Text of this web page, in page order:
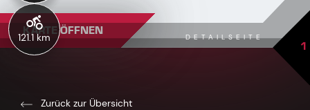
121.1 km
KARTE ÖFFNEN DETAILSEITE 1
Zurück zur Übersicht